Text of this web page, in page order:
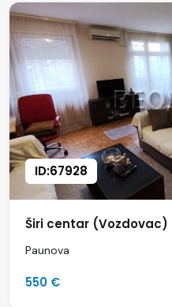
ID:67928
Širi centar (Vozdovac)
Paunova
550 €